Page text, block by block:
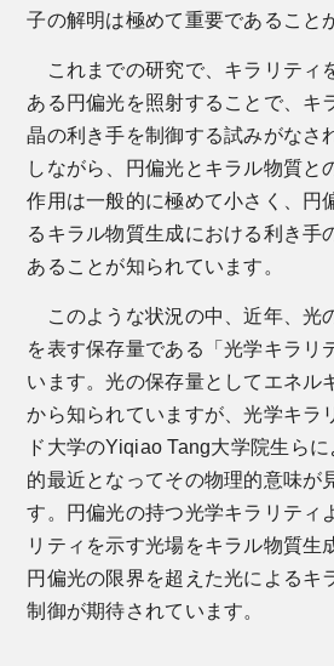
子の解明は極めて重要であること
これまでの研究で、キラリティ
ある円偏光を照射することで、キ
晶の利き手を制御する試みがなさ
しながら、円偏光とキラル物質と
作用は一般的に極めて小さく、円
るキラル物質生成における利き手
あることが知られています。
このような状況の中、近年、光
を表す保存量である「光学キラリ
います。光の保存量としてエネル
から知られていますが、光学キラ
ド大学のYiqiao Tang大学院生ら
的最近となってその物理的意味が
す。円偏光の持つ光学キラリティ
リティを示す光場をキラル物質生
円偏光の限界を超えた光によるキ
制御が期待されています。